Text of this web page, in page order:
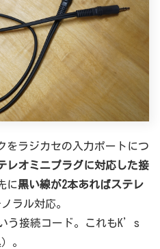
をラジカセの入力ポートにつ
レオミニプラグに対応した接
に黒い線が2本あればステレ
ラル対応。
いう接続コード。これもK’s
。